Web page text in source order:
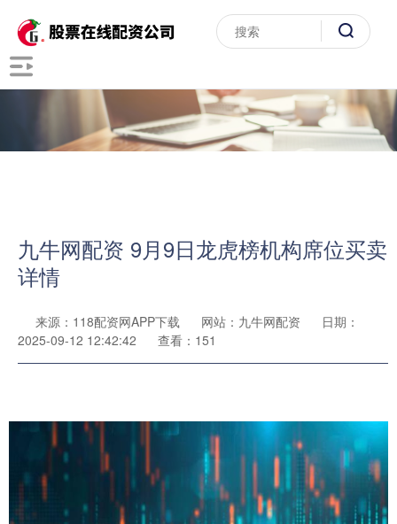
九牛网配资 9月9日龙虎榜机构席位买卖
详情
来源：118配资网APP下载 网站：九牛网配资
日期：
2025-09-12 12:42:42
查看：151